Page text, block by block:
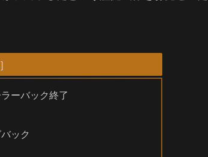
ーバック終了
ック